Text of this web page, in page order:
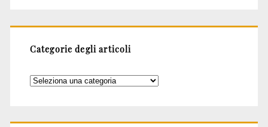
Categorie degli articoli
Categorie